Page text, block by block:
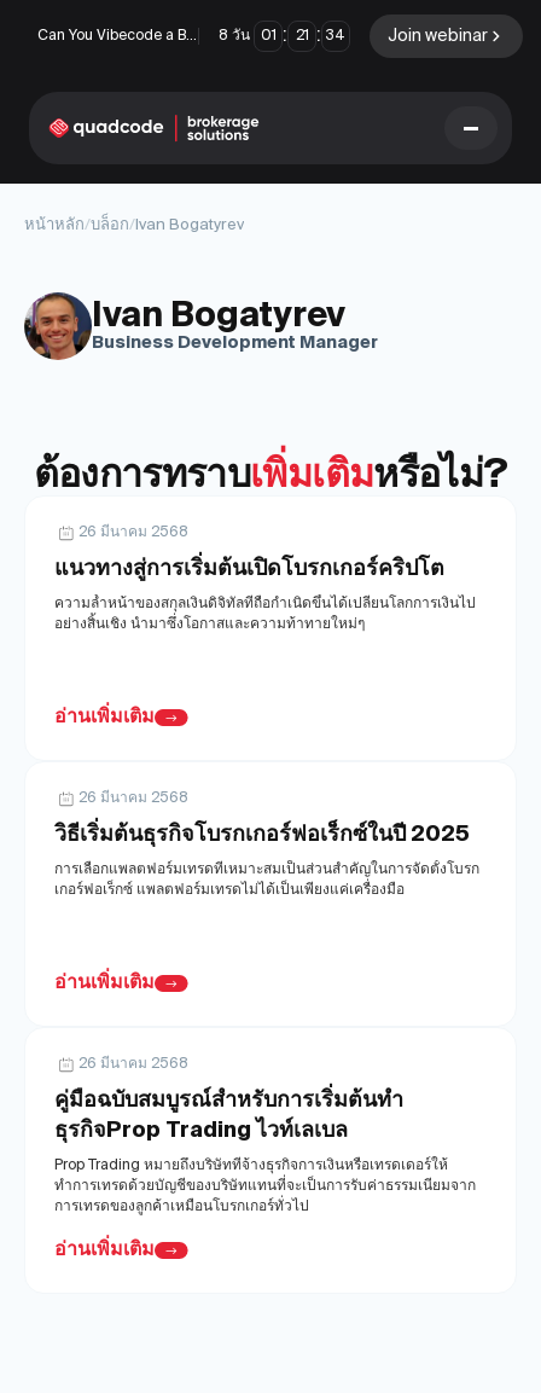
Can You Vibecode a Brokerage Platform? 8 วัน 01 : 21 : 34 Join webinar
หน้าหลัก/บล็อก/ Ivan Bogatyrev
Ivan Bogatyrev
Business Development Manager
ต้องการทราบเพิ่มเติมหรือไม่?
26 มีนาคม 2568
แนวทางสู่การเริ่มต้นเปิดโบรกเกอร์คริปโต
ความล้ำหน้าของสกุลเงินดิจิทัลที่ถือกำเนิดขึ้นได้เปลี่ยนโลกการเงินไป
อย่างสิ้นเชิง นำมาซึ่งโอกาสและความท้าทายใหม่ๆ
อ่านเพิ่มเติม
26 มีนาคม 2568
วิธีเริ่มต้นธุรกิจโบรกเกอร์ฟอเร็กซ์ในปี 2025
การเลือกแพลตฟอร์มเทรดที่เหมาะสมเป็นส่วนสำคัญในการจัดตั้งโบรก
เกอร์ฟอเร็กซ์ แพลตฟอร์มเทรดไม่ได้เป็นเพียงแค่เครื่องมือ
อ่านเพิ่มเติม
26 มีนาคม 2568
คู่มือฉบับสมบูรณ์สำหรับการเริ่มต้นทำ
ธุรกิจProp Trading ไวท์เลเบล
Prop Trading หมายถึงบริษัทที่จ้างธุรกิจการเงินหรือเทรดเดอร์ให้
ทำการเทรดด้วยบัญชีของบริษัทแทนที่จะเป็นการรับค่าธรรมเนียมจาก
การเทรดของลูกค้าเหมือนโบรกเกอร์ทั่วไป
อ่านเพิ่มเติม
LANGUAGE
Prop firm
ชำระบัญชี
โมดูล
แพลตฟอร์มเทรด แบ็กออฟฟิศ
คำศัพท์
วิดีโอสอนเทรด
เครื่องคำนวณกำไร
แผนธุรกิจ
ตัวเลข
การทำงาน
ติดตามเรา